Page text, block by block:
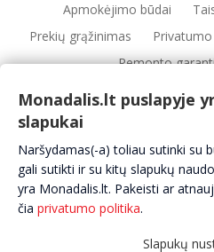
Apmokėjimo būdai
Prekių grąžinimas
Remonto
Automobilių servisai
Monadalis.lt puslapyje
slapukai
Naršydamas(-a) toliau sutinki su
gali sutikti ir su kitų slapukų
yra Monadalis.lt. Pakeisti ar
čia privatumo politika.
Slapukų